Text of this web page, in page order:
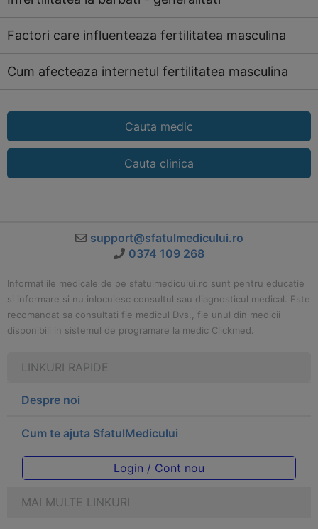
Factori care influenteaza fertilitatea masculina
Cum afecteaza internetul fertilitatea masculina
Cauta medic
Cauta clinica
support@sfatulmedicului.ro
0374 109 268
Informatiile medicale de pe sfatulmedicului.ro sunt pentru educatie
si informare si nu inlocuiesc consultul sau diagnosticul medical. Este
recomandat sa consultati fie medicul Dvs., fie unul din medicii
disponibili in sistemul de programare la medic Clickmed.
LINKURI RAPIDE
Despre noi
Cum te ajuta SfatulMedicului
Login / Cont nou
MAI MULTE LINKURI